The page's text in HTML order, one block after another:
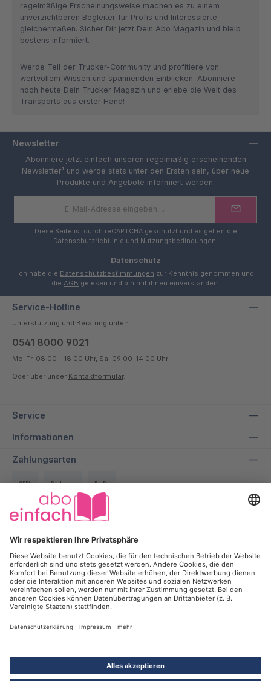
4.71/ 5.00
regelmäßige Erscheinungsweise machen es zu einem
unverzichtbaren Begleiter für Profis und Interessierte
gleichermaßen. Sicher Dir jetzt Dein Abo Magazin und bleib
bestens informiert.
Werde Teil der Trucker-Community und profitiere von
wertvollem Wissen und spannenden Einblicken. Abonniere
noch heute Dein Trucker Magazin und erlebe die Welt des
Transports aus erster Hand!
Newsletter
Abonniere jetzt einfach unseren regelmäßig erscheinenden
Newsletter¹ und werde stets unter den Ersten sein, über neue
Produkte und Angebote informiert werden.
Diese Seite ist durch reCAPTCHA geschützt und es gelten die
Datenschutzrichtlinie und Nutzungsbedingungen.
Datenschutz
Ich habe die Datenschutzbestimmungen zur Kenntnis genommen und
die AGB gelesen und bin mit ihnen einverstanden.
Service-Hotline
Unterstützung und Beratung unter:
0541 8000 9021
Mo-Fr. 08:00 - 18:00 Uhr, Sa. 09:00-14:00 Uhr
Oder über unser Kontaktformular.
Service
Informationen
Zahlungsarten
SEPA Rechnung PayPal
Über uns
Wir bei aboeinfach geben alles dafür, dir ein entspanntes und
50% auf deine Lieblingszeitschrift zu sparen.
Kontakt Kündigung Newsletter Werbesperre Vertrag widerrufen
nicht anders angegeben. ¹Mit der Anmeldung zum Newsletter willigst Du
Mail kontaktieren dürfen. Deine Einwilligung kannst Du jederzeit ohne
Angabe von Gründen gegenüber der intan Holding GmbH & Co. KG,